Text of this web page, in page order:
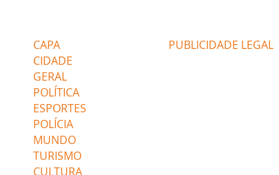
de
termina o relacionamento dos dois.
CAPA
CIDADE
GERAL
POLÍTICA
ESPORTES
POLÍCIA
MUNDO
TURISMO
CULTURA
PUBLICIDADE LEGAL